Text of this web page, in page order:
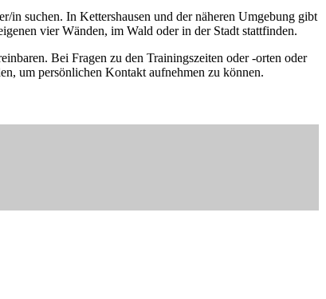
in suchen. In Kettershausen und der näheren Umgebung gibt
vier Wänden, im Wald oder in der Stadt stattfinden.
Bei Fragen zu den Trainingszeiten oder -orten oder
um persönlichen Kontakt aufnehmen zu können.